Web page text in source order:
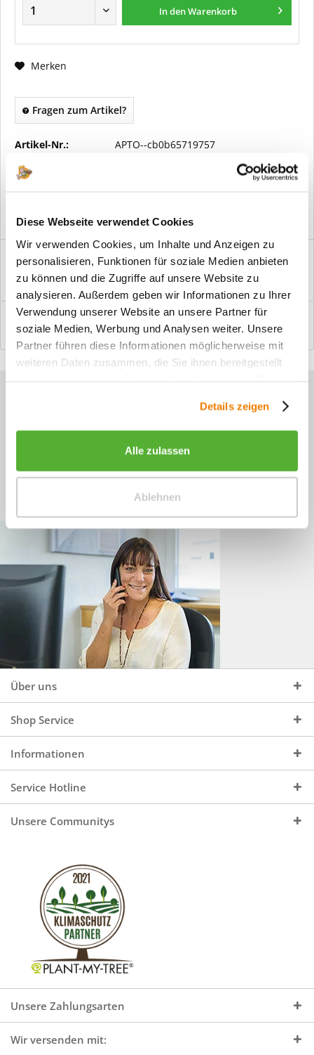
Diese Webseite verwendet Cookies
Wir verwenden Cookies, um Inhalte und Anzeigen zu
personalisieren, Funktionen für soziale Medien anbieten
zu können und die Zugriffe auf unsere Website zu
analysieren. Außerdem geben wir Informationen zu Ihrer
Verwendung unserer Website an unsere Partner für
soziale Medien, Werbung und Analysen weiter. Unsere
Partner führen diese Informationen möglicherweise mit
weiteren Daten zusammen, die Sie ihnen bereitgestellt
Details zeigen
Alle zulassen
Ablehnen
In denWarenkorb
Merken
Fragen zum Artikel?
Artikel-Nr.: APTO--cb0b65719757
Vorteile
Windfangelemente online am Bildschirm konfigurieren und
einbaufertig bestellen. In wenigen...
Bewertungen
0
Bewertungen lesen, schreiben und diskutieren...mehr
Sie haben Fragen zu unseren
+49 (0)4244 965 34 04
Mo - Do, 09:00 - 16:00 Uhr
und Fr, 09:00 - 13:00 Uhr
Über uns
Shop Service
Informationen
Service Hotline
Unsere Communitys
Unsere Zahlungsarten
Wir versenden mit: